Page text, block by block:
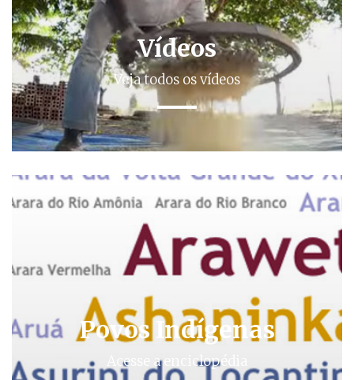
Vídeos
Veja todos os vídeos
Povos Indígenas
Acesse a enciclopédia